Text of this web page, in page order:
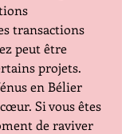
transactions
peut être
projets.
en Bélier
Si vous êtes
de raviver